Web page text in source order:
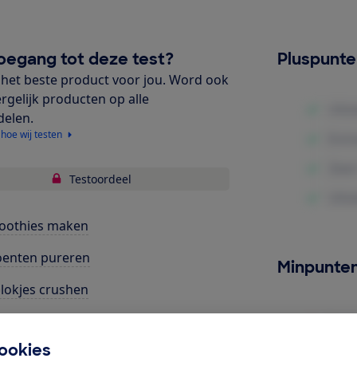
tot deze test?
beste product voor jou. Word ook
producten op alle
wij testen
Testoordeel
maken
pureren
crushen
tests